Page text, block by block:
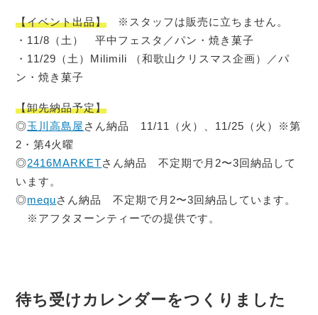
【イベント出品】 ※スタッフは販売に立ちません。
・11/8（土） 平中フェスタ／パン・焼き菓子
・11/29（土）Milimili （和歌山クリスマス企画）／パ
ン・焼き菓子
【卸先納品予定】
◎玉川高島屋 さん納品 11/11（火）、11/25（火）※第
2・第4火曜
◎2416MARKETさん納品 不定期で月2〜3回納品して
います。
◎mequさん納品 不定期で月2〜3回納品しています。
※アフタヌーンティーでの提供です。
待ち受けカレンダーをつくりました